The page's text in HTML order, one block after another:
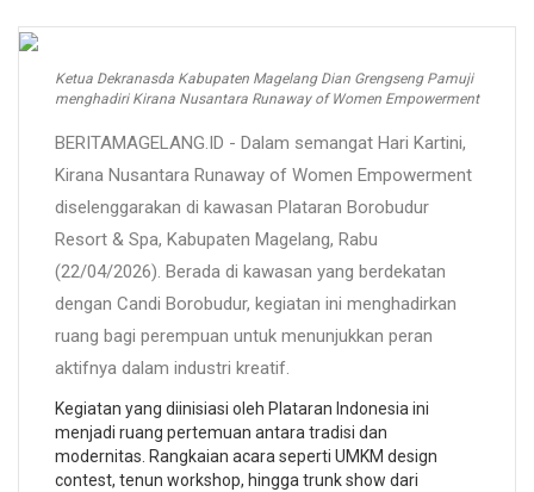
Ketua Dekranasda Kabupaten Magelang Dian Grengseng Pamuji
menghadiri Kirana Nusantara Runaway of Women Empowerment
BERITAMAGELANG.ID - Dalam semangat Hari Kartini,
Kirana Nusantara Runaway of Women Empowerment
diselenggarakan di kawasan Plataran Borobudur
Resort & Spa, Kabupaten Magelang, Rabu
(22/04/2026). Berada di kawasan yang berdekatan
dengan Candi Borobudur, kegiatan ini menghadirkan
ruang bagi perempuan untuk menunjukkan peran
aktifnya dalam industri kreatif.
Kegiatan yang diinisiasi oleh Plataran Indonesia ini
menjadi ruang pertemuan antara tradisi dan
modernitas. Rangkaian acara seperti UMKM design
contest, tenun workshop, hingga trunk show dari